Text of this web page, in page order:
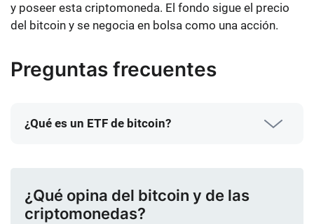
y poseer esta criptomoneda. El fondo sigue el precio
del bitcoin y se negocia en bolsa como una acción.
Preguntas frecuentes
¿Qué es un ETF de bitcoin?
¿Qué opina del bitcoin y de las
criptomonedas?